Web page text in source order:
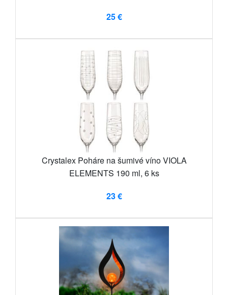
25 €
Crystalex Poháre na šumivé víno VIOLA
ELEMENTS 190 ml, 6 ks
23 €